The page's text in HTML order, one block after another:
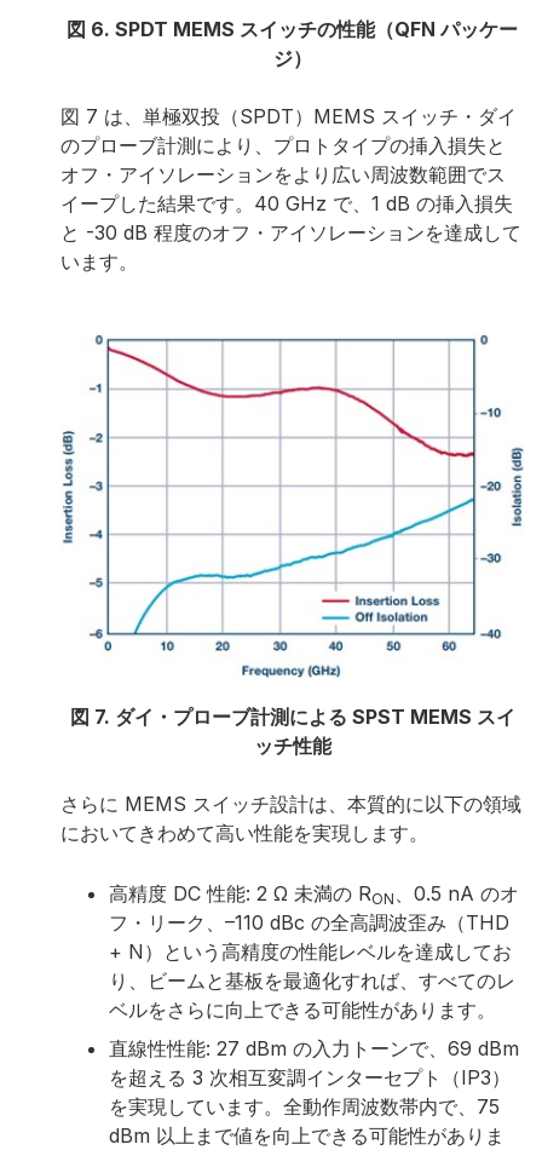
図 6. SPDT MEMS スイッチの性能（QFN パッケー
ジ）
図 7 は、単極双投（SPDT）MEMS スイッチ・ダイ
のプローブ計測により、プロトタイプの挿入損失と
オフ・アイソレーションをより広い周波数範囲でス
イープした結果です。40 GHz で、1 dB の挿入損失
と -30 dB 程度のオフ・アイソレーションを達成して
います。
図 7. ダイ・プローブ計測による SPST MEMS スイ
ッチ性能
さらに MEMS スイッチ設計は、本質的に以下の領域
においてきわめて高い性能を実現します。
高精度 DC 性能: 2 Ω 未満の RON
、0.5 nA のオ
フ・リーク、–110 dBc の全高調波歪み（THD
+ N）という高精度の性能レベルを達成してお
り、ビームと基板を最適化すれば、すべてのレ
ベルをさらに向上できる可能性があります。
直線性性能: 27 dBm の入力トーンで、69 dBm
を超える 3 次相互変調インターセプト（IP3）
を実現しています。全動作周波数帯内で、75
dBm 以上まで値を向上できる可能性がありま